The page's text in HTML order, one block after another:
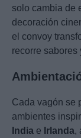
solo cambia de
decoración
el convoy
recorre sabores
Cada vagón se
ambientes
India e Irlanda,